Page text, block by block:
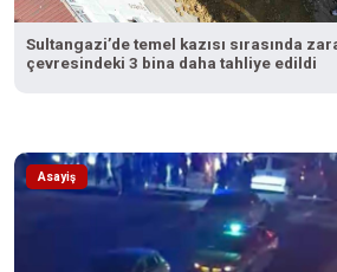
Sultangazi’de temel kazısı sırasında
çevresindeki 3 bina daha tahliye edildi
Asayiş